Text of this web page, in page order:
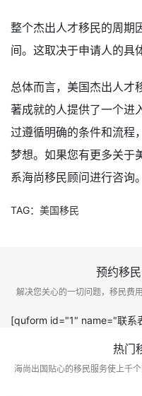
整个杰出人才移民的周期
间。这取决于申请人的具
总体而言，美国杰出人才
著成就的人提供了一个进
过遵循明确的条件和流程
梦想。如果您有更多关于
系海尚移民顾问进行咨询。
TAG： 美国移民
预约移
解决您关心的一切问题，移民费
[quform id="1" name="联系
热门
海尚出国贴心的移民服务使上千